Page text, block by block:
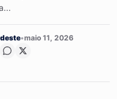
•maio 11, 2026